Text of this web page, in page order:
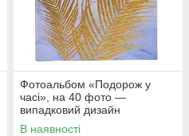
Фотоальбом «Подорож у
часі», на 40 фото —
випадковий дизайн
В наявності